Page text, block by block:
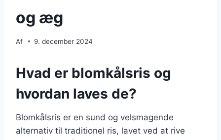
og æg
Af 9. december 2024
Hvad er blomkålsris og
hvordan laves de?
Blomkålsris er en sund og velsmagende
alternativ til traditionel ris, lavet ved at rive